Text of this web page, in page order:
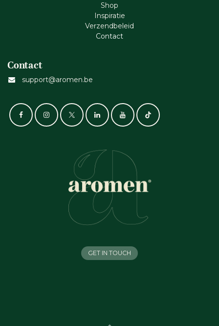
Shop
Inspiratie
Verzendbeleid
Cont​act
Contact
support@aromen.be
GET IN TOUCH